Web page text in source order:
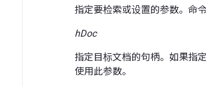
指定要检索或设置的参数。命
hDoc
指定目标文档的句柄。如果指
使用此参数。